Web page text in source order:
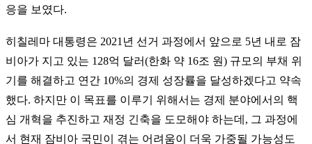
응을 보였다.
히칠레마 대통령은 2021년 선거 과정에서 앞으로 5년 내로 잠
비아가 지고 있는 128억 달러(한화 약 16조 원) 규모의 부채 위
기를 해결하고 연간 10%의 경제 성장률을 달성하겠다고 약속
했다. 하지만 이 목표를 이루기 위해서는 경제 분야에서의 핵
심 개혁을 추진하고 재정 긴축을 도모해야 하는데, 그 과정에
서 현재 잠비아 국민이 겪는 어려움이 더욱 가중될 가능성도